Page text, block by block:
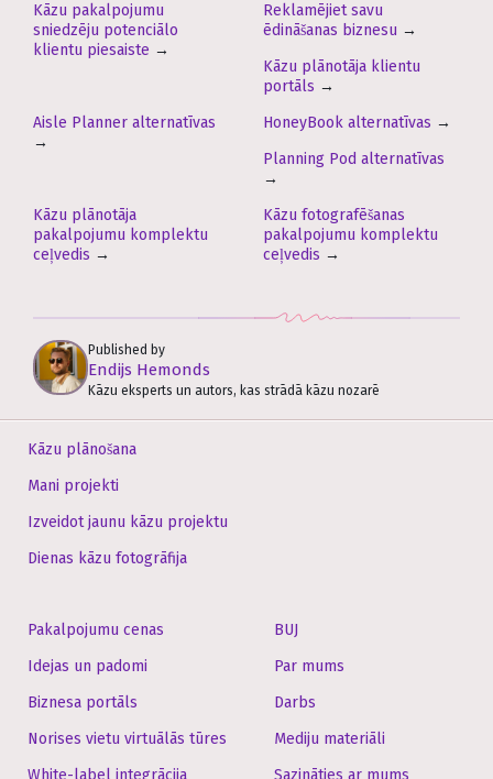
Kāzu pakalpojumu
sniedzēju potenciālo
klientu piesaiste →
Reklamējiet savu
ēdināšanas biznesu →
Kāzu plānotāja klientu
portāls →
Aisle Planner alternatīvas
→
HoneyBook alternatīvas →
Planning Pod alternatīvas
→
Kāzu plānotāja
pakalpojumu komplektu
ceļvedis →
Kāzu fotografēšanas
pakalpojumu komplektu
ceļvedis →
Published by
Endijs Hemonds
Kāzu eksperts un autors, kas strādā kāzu nozarē
Kāzu plānošana
Mani projekti
Izveidot jaunu kāzu projektu
Dienas kāzu fotogrāfija
Pakalpojumu cenas
Idejas un padomi
Biznesa portāls
Norises vietu virtuālās tūres
White-label integrācija
BUJ
Par mums
Darbs
Mediju materiāli
Sazināties ar mums